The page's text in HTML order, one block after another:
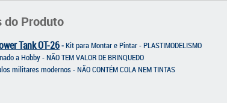
do Produto
Tank OT-26-Kit para Montar e Pintar - PLASTIMODELISMO
a Hobby - NÃO TEM VALOR DE BRINQUEDO
militares modernos - NÃO CONTÉM COLA NEM TINTAS